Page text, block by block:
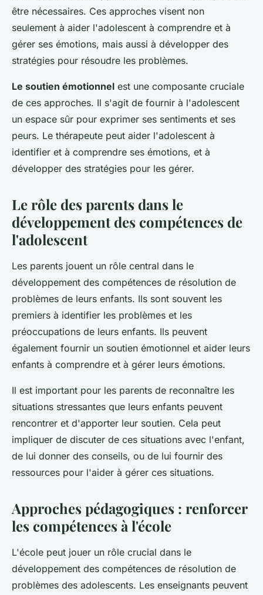
être nécessaires. Ces approches visent non
seulement à aider l'adolescent à comprendre et à
gérer ses émotions, mais aussi à développer des
stratégies pour résoudre les problèmes.
Le soutien émotionnel est une composante cruciale
de ces approches. Il s'agit de fournir à l'adolescent
un espace sûr pour exprimer ses sentiments et ses
peurs. Le thérapeute peut aider l'adolescent à
identifier et à comprendre ses émotions, et à
développer des stratégies pour les gérer.
Le rôle des parents dans le
développement des compétences de
l'adolescent
Les parents jouent un rôle central dans le
développement des compétences de résolution de
problèmes de leurs enfants. Ils sont souvent les
premiers à identifier les problèmes et les
préoccupations de leurs enfants. Ils peuvent
également fournir un soutien émotionnel et aider leurs
enfants à comprendre et à gérer leurs émotions.
Il est important pour les parents de reconnaître les
situations stressantes que leurs enfants peuvent
rencontrer et d'apporter leur soutien. Cela peut
impliquer de discuter de ces situations avec l'enfant,
de lui donner des conseils, ou de lui fournir des
ressources pour l'aider à gérer ces situations.
Approches pédagogiques : renforcer
les compétences à l'école
L'école peut jouer un rôle crucial dans le
développement des compétences de résolution de
problèmes des adolescents. Les enseignants peuvent